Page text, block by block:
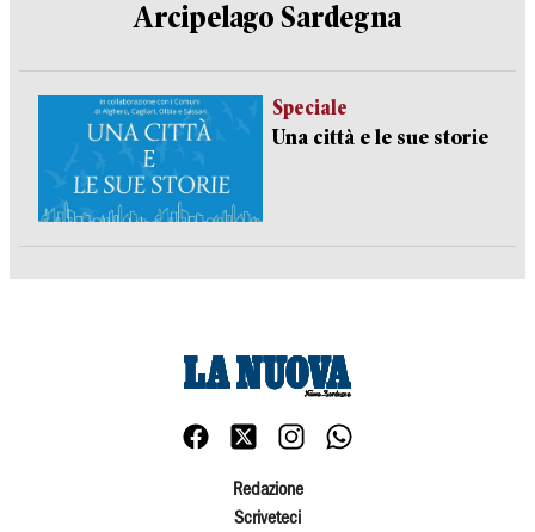
Arcipelago Sardegna
Speciale
Una città e le sue storie
Redazione
Scriveteci